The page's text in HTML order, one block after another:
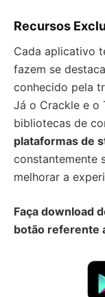
Recursos
Cada aplicativo
fazem se
conhecido pela
Já o Crackle e o
bibliotecas de
plataformas de
constantemente
melhorar a
Faça download
botão referente